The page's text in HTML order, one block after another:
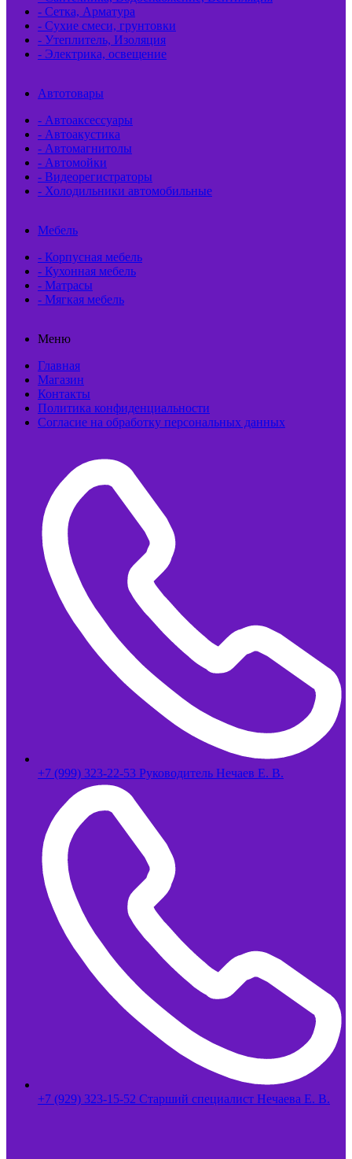
- Сетка, Арматура
- Сухие смеси, грунтовки
- Утеплитель, Изоляция
- Электрика, освещение
Автотовары
- Автоаксессуары
- Автоакустика
- Автомагнитолы
- Автомойки
- Видеорегистраторы
- Холодильники автомобильные
Мебель
- Корпусная мебель
- Кухонная мебель
- Матрасы
- Мягкая мебель
Меню
Главная
Магазин
Контакты
Политика конфиденциальности
Согласие на обработку персональных данных
+7 (999) 323-22-53 Руководитель Нечаев Е. В.
+7 (929) 323-15-52 Старший специалист Нечаева Е. В.